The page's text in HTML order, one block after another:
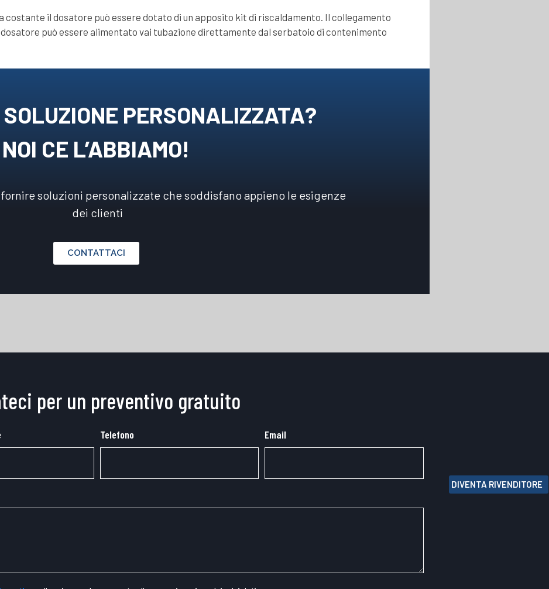
DIVENTA RIVENDITORE
il dosatore può essere dotato di un apposito kit di riscaldamento. Il collegamento
può essere alimentato vai tubazione direttamente dal serbatoio di contenimento
PERSONALIZZATA?
NOI CE L’ABBIAMO!
soluzioni personalizzate che soddisfano appieno le esigenze
dei clienti
CONTATTACI
per un preventivo gratuito
Telefono Email